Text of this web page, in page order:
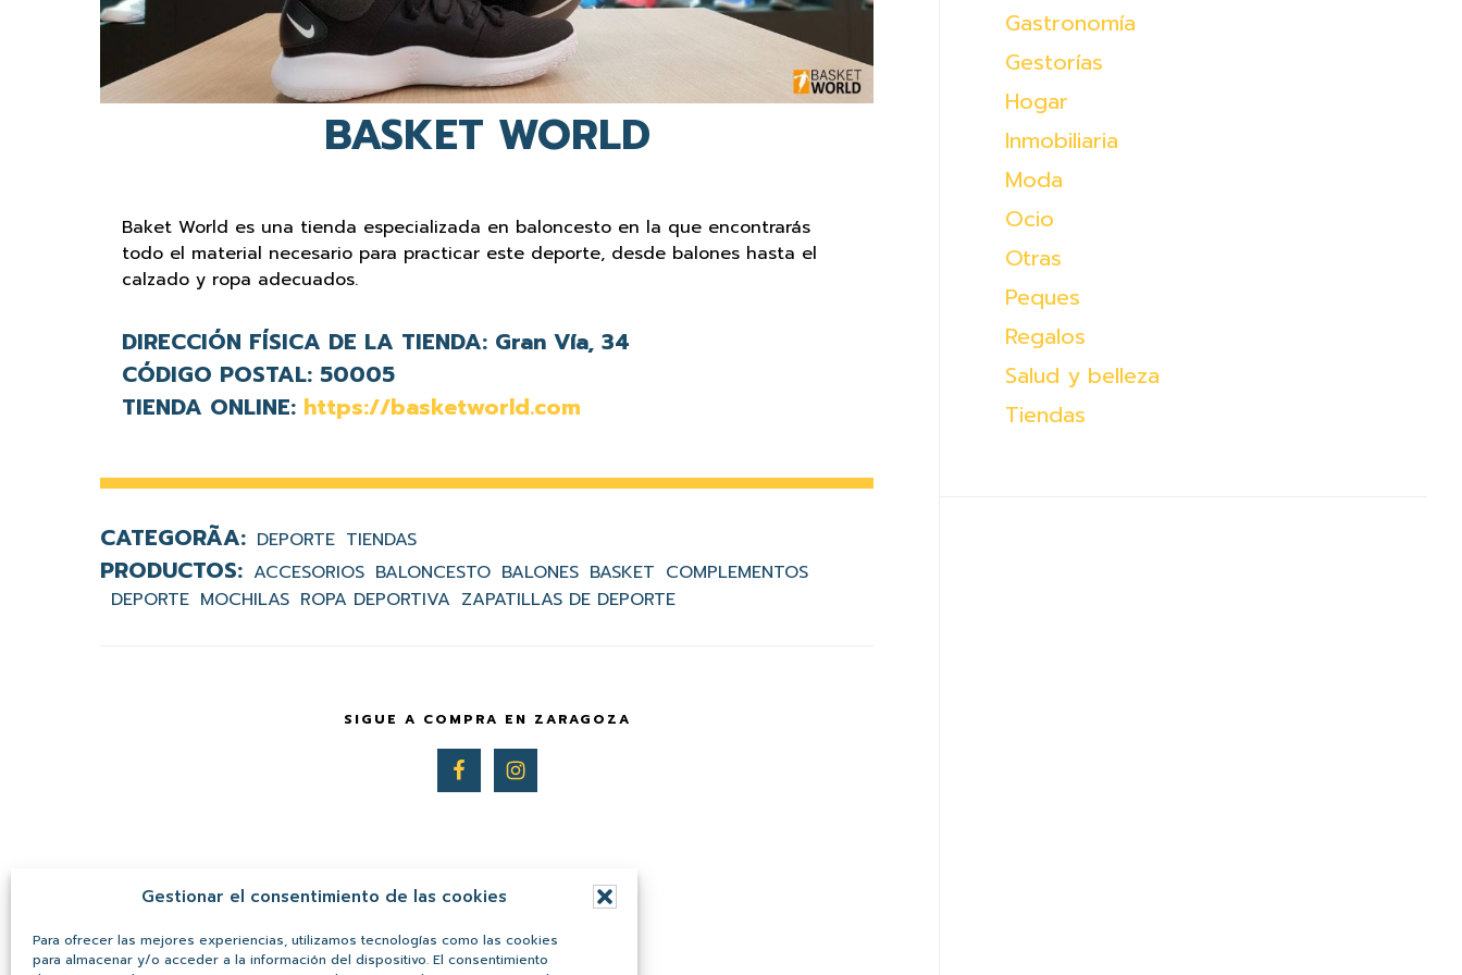
Gestionar el consentimiento de las cookies
Para ofrecer las mejores experiencias, utilizamos tecnologías como las cookies
para almacenar y/o acceder a la información del dispositivo. El consentimiento
BASKET WORLD
Baket World es una tienda especializada en baloncesto en la que encontrarás
todo el material necesario para practicar este deporte, desde balones hasta el
calzado y ropa adecuados.
DIRECCIÓN FÍSICA DE LA TIENDA: Gran Vía, 34
CÓDIGO POSTAL: 50005
TIENDA ONLINE: https://basketworld.com
DEPORTE TIENDAS
ACCESORIOS BALONCESTO BALONES BASKET COMPLEMENTOS
DEPORTE MOCHILAS ROPA DEPORTIVA ZAPATILLAS DE DEPORTE
SIGUE A COMPRA EN ZARAGOZA
Gastronomía
Gestorías
Hogar
Inmobiliaria
Moda
Ocio
Otras
Peques
Regalos
Salud y belleza
Tiendas